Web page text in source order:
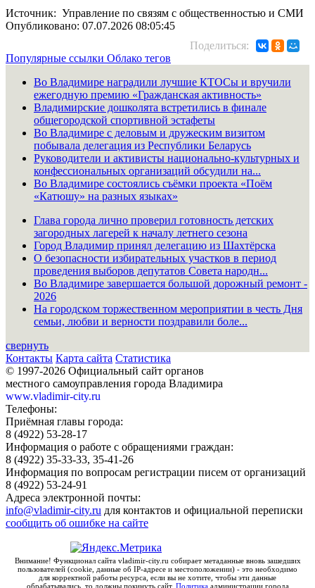
Источник: Управление по связям с общественностью и СМИ
Опубликовано: 07.07.2026 08:05:45
Поделиться:
Популярные ссылки Облако тегов
Во Владимире наградили лучшие КТОСы и вручили
ежегодную премию «Гражданская активность»
Владимирские дошколята встретились в финале
общегородской спортивной эстафеты
Во Владимире с деловым и дружеским визитом
побывала делегация из Республики Беларусь
Руководители и активисты национально-культурных и
конфессиональных организаций обсудили на...
Во Владимире состоялись съёмки проекта «Поём
«Катюшу» на разных языках»
Глава города лично проверил готовность детских
загородных лагерей к началу летнего сезона
Город Владимир принял делегацию из Шахтёрска
О безопасности избирательных участков в период
проведения выборов депутатов Совета народн...
Во Владимире завершается большой дорожный ремонт -
2026
На городском торжественном мероприятии в честь Дня
семьи, любви и верности поздравили боле...
свернуть
Контакты Карта сайта Статистика
© 1997-2026 Официальный сайт органов
местного самоуправления города Владимира
www.vladimir-city.ru
Телефоны:
Приёмная главы города:
8 (4922) 53-28-17
Информация о работе с обращениями граждан:
8 (4922) 35-33-33, 35-41-26
Информация по вопросам регистрации писем от организаций
8 (4922) 53-24-91
Адреса электронной почты:
info@vladimir-city.ru для контактов и официальной переписки
сообщить об ошибке на сайте
Внимание! Функционал сайта vladimir-city.ru собирает метаданные вновь зашедших
пользователей (cookie, данные об IP-адресе и местоположении) - это необходимо
для корректной работы ресурса, если вы не хотите, чтобы эти данные
обрабатывались, то должны покинуть сайт. Политикаадминистрации города